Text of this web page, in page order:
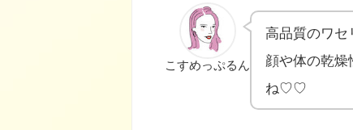
こすめっぷるん
高品質のワセ
顔や体の乾燥
ね♡♡